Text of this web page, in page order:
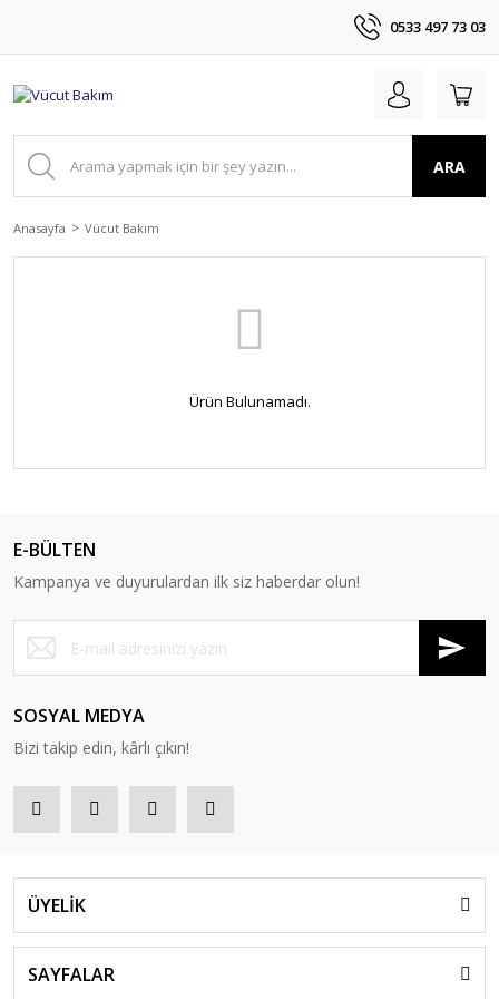
0533 497 73 03
ARA
Anasayfa Vücut Bakım
Ürün Bulunamadı.
E-BÜLTEN
Kampanya ve duyurulardan ilk siz haberdar olun!
SOSYAL MEDYA
Bizi takip edin, kârlı çıkın!
ÜYELİK
SAYFALAR